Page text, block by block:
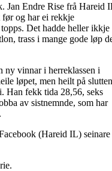
Jan Endre Rise frå Hareid
og har ei rekkje
Det hadde heller ikkje
trass i mange gode løp
ny vinnar i herreklassen i
løpet, men heilt på slutten
Han fekk tida 28,56, seks
av sistnemnde, som har
(Hareid IL)